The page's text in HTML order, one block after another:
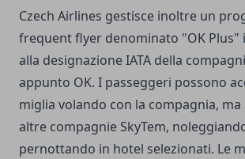
Czech Airlines gestisce inoltre un
frequent flyer denominato "OK
alla designazione IATA della
appunto OK. I passeggeri possono
miglia volando con la compagnia, ma
altre compagnie SkyTem,
pernottando in hotel selezionati. Le